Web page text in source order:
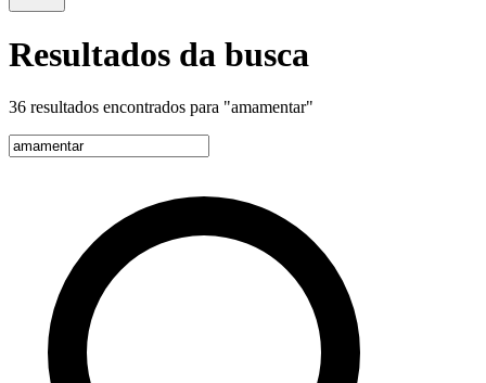
Resultados da busca
36 resultados encontrados para "amamentar"